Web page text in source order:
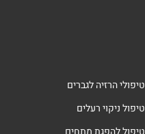
טיפולי הרזיה לגברים
טיפול ניקוי רעלים